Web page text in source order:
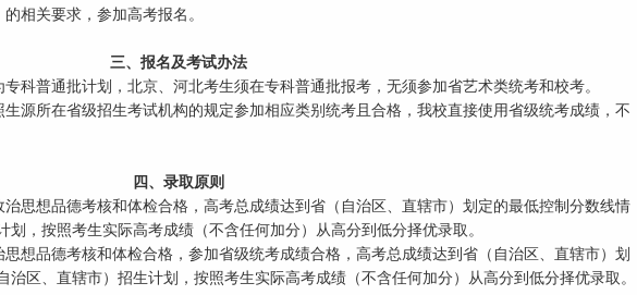
相关要求，参加高考报名。
三、报名及考试办法
科普通批计划，北京、河北考生须在专科普通批报考，无须参加省艺术类统考和校考。
源所在省级招生考试机构的规定参加相应类别统考且合格，我校直接使用省级统考成绩，不
四、录取原则
思想品德考核和体检合格，高考总成绩达到省（自治区、直辖市）划定的最低控制分数线情
，按照考生实际高考成绩（不含任何加分）从高分到低分择优录取。
想品德考核和体检合格，参加省级统考成绩合格，高考总成绩达到省（自治区、直辖市）划
区、直辖市）招生计划，按照考生实际高考成绩（不含任何加分）从高分到低分择优录取。